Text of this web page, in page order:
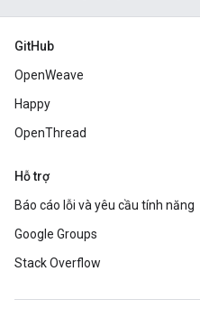
GitHub
OpenWeave
Happy
OpenThread
Hỗ trợ
Báo cáo lỗi và yêu cầu tính năng
Google Groups
Stack Overflow